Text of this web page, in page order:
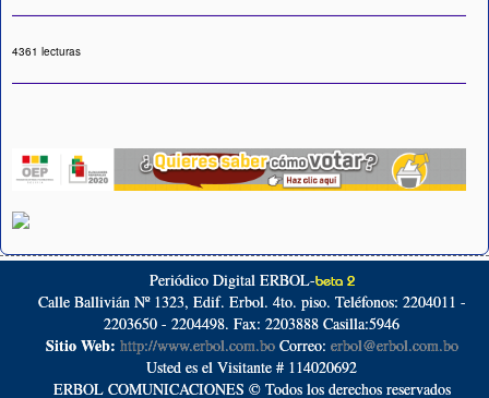
4361 lecturas
Periódico Digital ERBOL-beta 2
Calle Ballivián Nº 1323, Edif. Erbol. 4to. piso. Teléfonos: 2204011 -
2203650 - 2204498. Fax: 2203888 Casilla:5946
Sitio Web: http://www.erbol.com.boCorreo: erbol@erbol.com.bo
Usted es el Visitante # 114020692
ERBOL COMUNICACIONES © Todos los derechos reservados